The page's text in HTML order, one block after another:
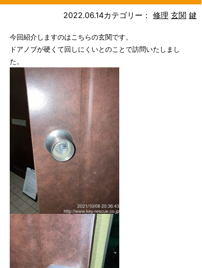
2022.06.14カテゴリー： 修理 玄関 鍵
今回紹介しますのはこちらの玄関です。
ドアノブが硬くて回しにくいとのことで訪問いたしまし
た。